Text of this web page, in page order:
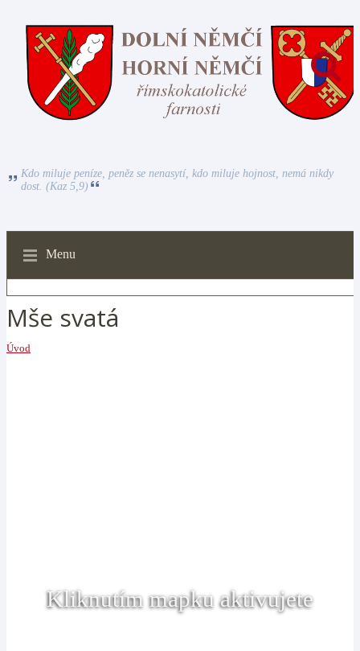
Kdo miluje peníze, peněz se nenasytí, kdo miluje hojnost, nemá nikdy
dost. (Kaz 5,9)
Menu
Mše svatá
Úvod
Kliknutím mapku aktivujete